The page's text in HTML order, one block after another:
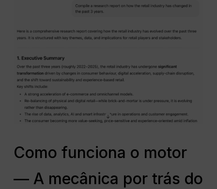
Como funciona o motor
— A mecânica por trás do